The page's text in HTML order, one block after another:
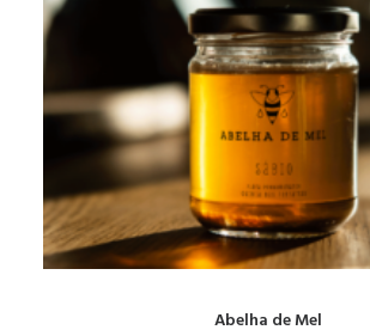
Abelha de Mel